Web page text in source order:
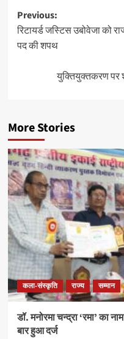
Post
navigation
Previous:
रिटायर्ड जस्टिस उबोवेजा को
पद की शपथ
युक्तियुक्तकरण पर
More Stories
कला-संस्कृति राज्य सम्मान
डॉ. मनोरमा चन्द्रा ‘रमा’ का
बार हुआ दर्ज